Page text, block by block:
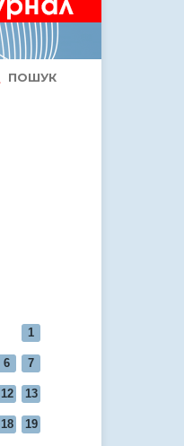
ПОШУК
1
6 7
12 13
18 19